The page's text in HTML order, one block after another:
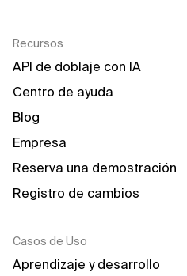
Recursos
API de doblaje con IA
Centro de ayuda
Blog
Empresa
Reserva una demostración
Registro de cambios
Casos de Uso
Aprendizaje y desarrollo